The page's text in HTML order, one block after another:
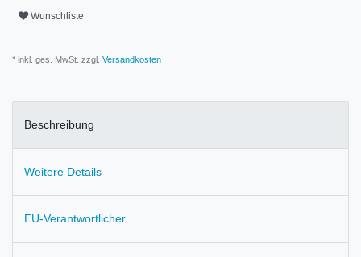
Wunschliste
* inkl. ges. MwSt. zzgl. Versandkosten
Beschreibung
Weitere Details
EU-Verantwortlicher